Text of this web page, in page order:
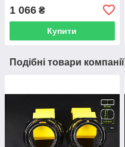
1 066 ₴
Купити
Подібні товари компанії